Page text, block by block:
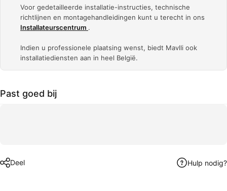
Voor gedetailleerde installatie-instructies, technische
richtlijnen en montagehandleidingen kunt u terecht in ons
Installateurscentrum .
Indien u professionele plaatsing wenst, biedt Mavlli ook
installatiediensten aan in heel België.
Past goed bij
Deel Hulp nodig?